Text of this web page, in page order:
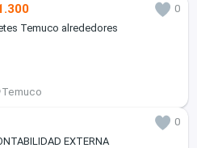
0
Temuco alrededores
Temuco
0
EXTERNA